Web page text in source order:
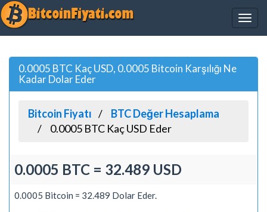
0.0005 BTC Kaç USD, 0.0005 Bitcoin Karşılığı Ne
Kadar Dolar Eder
Bitcoin Fiyatı
BTC Değer Hesaplama
0.0005 BTC Kaç USD Eder
0.0005 BTC = 32.489 USD
0.0005 Bitcoin = 32.489 Dolar Eder.